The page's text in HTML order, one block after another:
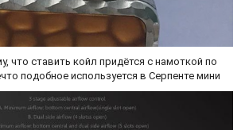
что ставить койл придётся с намоткой по
подобное используется в Серпенте мини